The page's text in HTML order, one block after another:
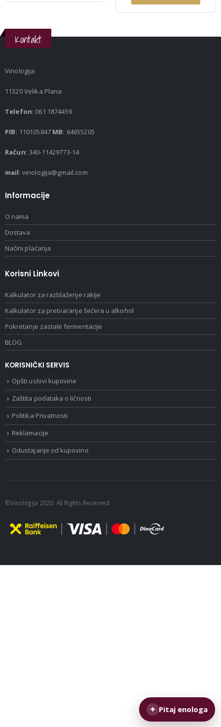
upotreba.
Kontakt
Vinologija
11320 Velika Plana
Telefon: 061 1874459
PIB: 110105847 MB: 64655205
Račun: 340-11429773-14
mail: vinologija@gmail.com
Informacije
O nama
Dostava
Načini plaćanja
Korisni Linkovi
Kalkulator za razblaženje rakije
Kalkulator za pretvaranje šećera u alkohol
Pokretanje zastale fermentacije
BLOG
KORISNIČKI SERVIS
Opšti uslovi kupovine
Zaštita podataka o ličnosti
Politika Privatnosti
Reklamacije
Odustajanje od kupovine
©Vinologija 2020. All Rights Reserved
✦ Pitaj enologa